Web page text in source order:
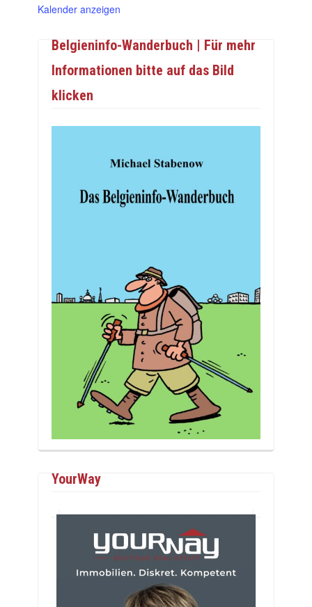
Kalender anzeigen
Belgieninfo-Wanderbuch | Für mehr
Informationen bitte auf das Bild
klicken
YourWay